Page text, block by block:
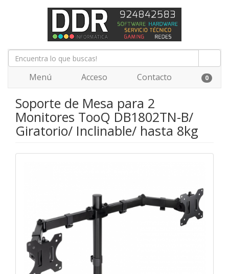
Menú Acceso Contacto 0
Soporte de Mesa para 2
Monitores TooQ DB1802TN-B/
Giratorio/ Inclinable/ hasta 8kg